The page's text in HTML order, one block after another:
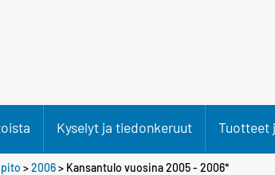
Kyselyt ja tiedonkeruut Tuotteet
>2006> Kansantulo vuosina 2005 - 2006*